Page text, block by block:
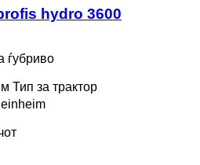
hydro 3600
ѓубриво
Тип за трактор